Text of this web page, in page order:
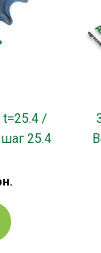
t=25.4 /
25.4